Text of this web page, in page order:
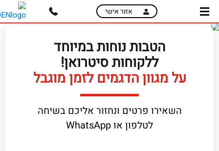
skip
main
skip
page
אזור אישי
הטבות נוחות במיוחד
ללקוחות סיטרואן!
על מגוון הדגמים לזמן מוגבל
השאירו פרטים ונחזור אליכם בשיחה
לטלפון או WhatsApp